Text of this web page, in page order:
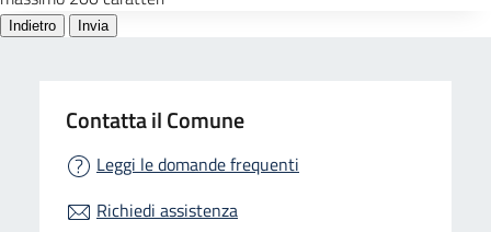
Contatta il Comune
Leggi le domande frequenti
Richiedi assistenza